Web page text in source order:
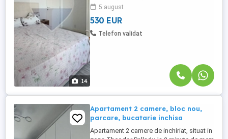
14
vedere panoramica, lumina naturala din
plin si o compartimentare ...
5 august
530 EUR
Telefon validat
Apartament 2 camere, bloc nou,
parcare, bucatarie inchisa
Apartament 2 camere de inchiriat, situat in